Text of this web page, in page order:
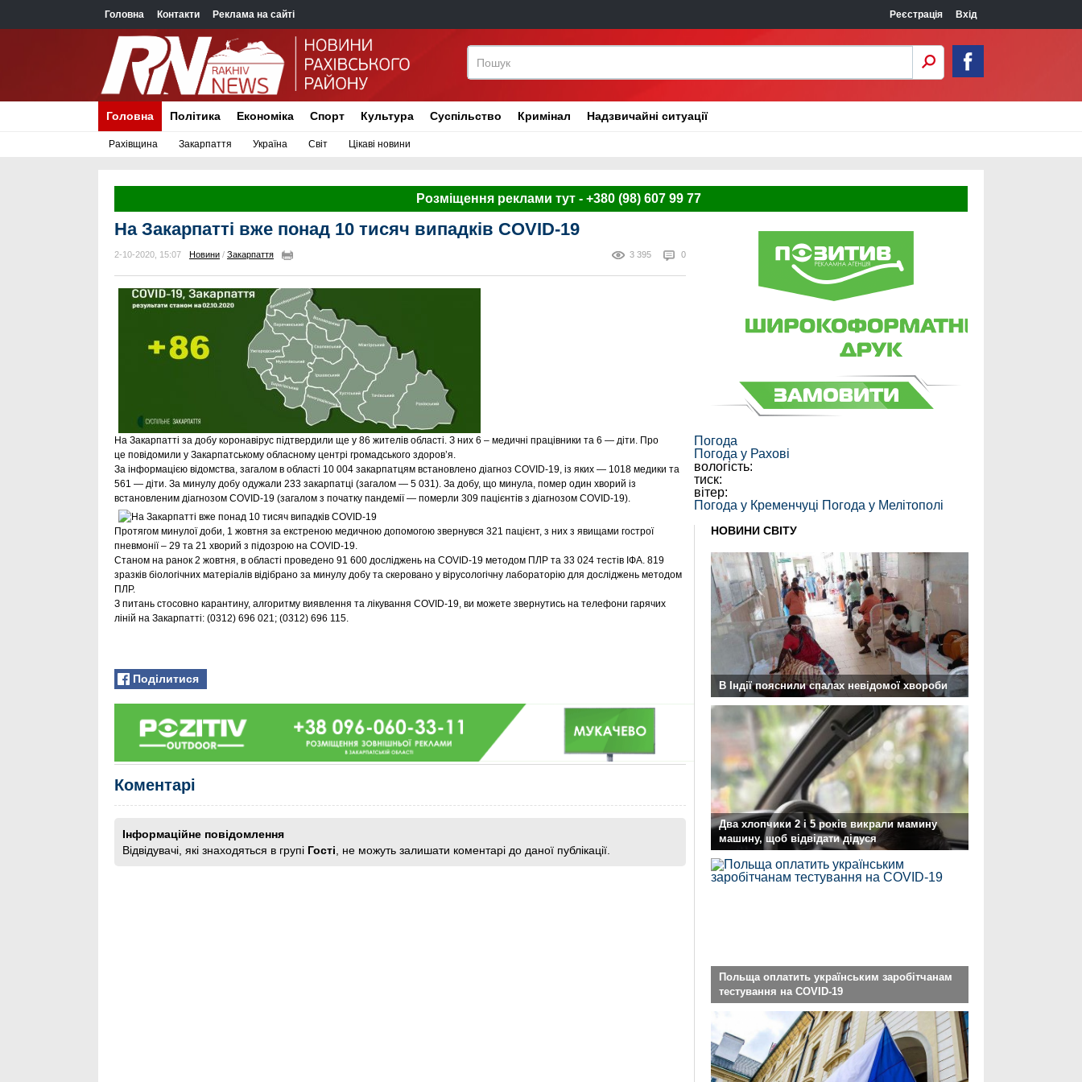
Головна Контакти Реклама на сайті Реєстрація Вхід
Головна
Рахівщина Закарпаття Україна Світ Цікаві новини
Політика Економіка Спорт Культура Суспільство Кримінал Надзвичайні ситуації
Розміщення реклами тут - +380 (98) 607 99 77
На Закарпатті вже понад 10 тисяч випадків COVID-19
2-10-2020, 15:07 Новини / Закарпаття 0
3 395
На Закарпатті за добу коронавірус підтвердили ще у 86 жителів області. З них 6 – медичні працівники та 6 — діти. Про
це повідомили у Закарпатському обласному центрі громадського здоров’я.
За інформацією відомства, загалом в області 10 004 закарпатцям встановлено діагноз COVID-19, із яких — 1018 медики та
561 — діти. За минулу добу одужали 233 закарпатці (загалом — 5 031). За добу, що минула, помер один хворий із
встановленим діагнозом COVID-19 (загалом з початку пандемії — померли 309 пацієнтів з діагнозом COVID-19).
Протягом минулої доби, 1 жовтня за екстреною медичною допомогою звернувся 321 пацієнт, з них з явищами гострої
пневмонії – 29 та 21 хворий з підозрою на COVID-19.
Станом на ранок 2 жовтня, в області проведено 91 600 досліджень на COVID-19 методом ПЛР та 33 024 тестів ІФА. 819
зразків біологічних матеріалів відібрано за минулу добу та скеровано у вірусологічну лабораторію для досліджень методом
ПЛР.
З питань стосовно карантину, алгоритму виявлення та лікування COVID-19, ви можете звернутись на телефони гарячих
ліній на Закарпатті: (0312) 696 021; (0312) 696 115.
Поділитися
Коментарі
Інформаційне повідомлення
Відвідувачі, які знаходяться в групі Гості , не можуть залишати коментарі до даної публікації.
Погода
Погода у Рахові
вологість:
тиск:
вітер:
Погода у Кременчуці Погода у Мелітополі
НОВИНИ СВІТУ
В Індії пояснили спалах невідомої хвороби
Два хлопчики 2 і 5 років викрали мамину
машину, щоб відвідати дідуся
Польща оплатить українським заробітчанам
тестування на COVID-19